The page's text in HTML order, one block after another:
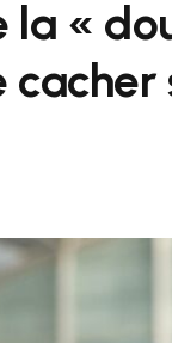
la «
cacher